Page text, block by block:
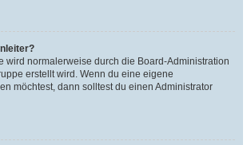
wird normalerweise durch die Board-Administration
erstellt wird. Wenn du eine eigene
möchtest, dann solltest du einen Administrator